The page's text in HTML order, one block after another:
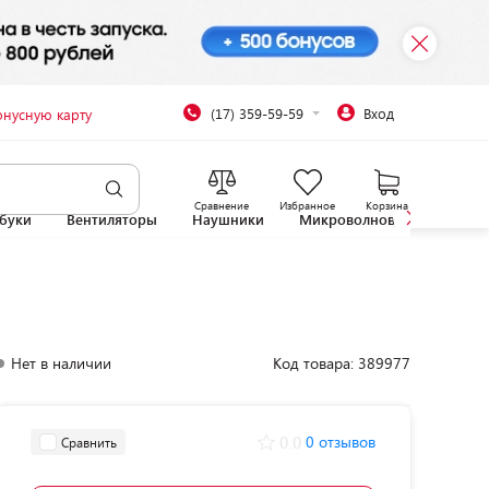
карту (17) 359-59-59 Вход
Сравнение Избранное Корзина
Вентиляторы Наушники Микроволновые печи
Нет в наличии Код товара: 389977
Сравнить 0 отзывов